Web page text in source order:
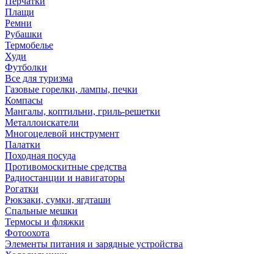
Плащи
Ремни
Рубашки
Термобелье
Худи
Футболки
Все для туризма
Газовые горелки, лампы, печки
Компасы
Мангалы, коптильни, гриль-решетки
Металлоискатели
Многоцелевой инструмент
Палатки
Походная посуда
Противомоскитные средства
Радиостанции и навигаторы
Рогатки
Рюкзаки, сумки, ягдташи
Спальные мешки
Термосы и фляжки
Фотоохота
Элементы питания и зарядные устройства